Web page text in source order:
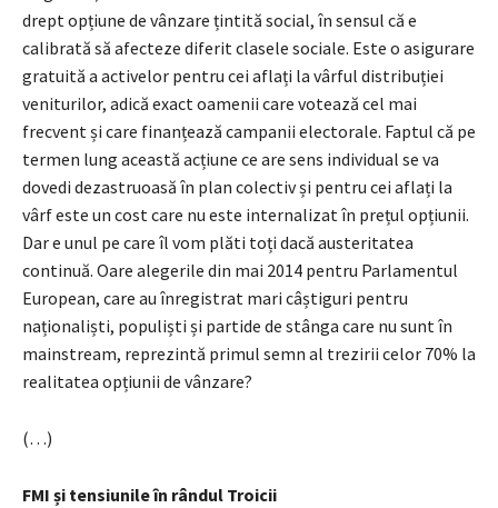
drept opțiune de vânzare țintită social, în sensul că e
calibrată să afecteze diferit clasele sociale. Este o asigurare
gratuită a activelor pentru cei aflați la vârful distribuției
veniturilor, adică exact oamenii care votează cel mai
frecvent și care finanțează campanii electorale. Faptul că pe
termen lung această acțiune ce are sens individual se va
dovedi dezastruoasă în plan colectiv și pentru cei aflați la
vârf este un cost care nu este internalizat în prețul opțiunii.
Dar e unul pe care îl vom plăti toți dacă austeritatea
continuă. Oare alegerile din mai 2014 pentru Parlamentul
European, care au înregistrat mari câștiguri pentru
naționaliști, populiști și partide de stânga care nu sunt în
mainstream, reprezintă primul semn al trezirii celor 70% la
realitatea opțiunii de vânzare?
(…)
FMI și tensiunile în rândul Troicii